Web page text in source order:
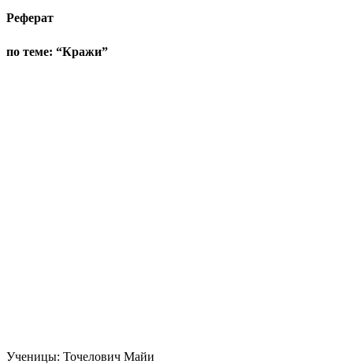
Реферат
по теме: “Кражи”
Ученицы: Точелович Майи